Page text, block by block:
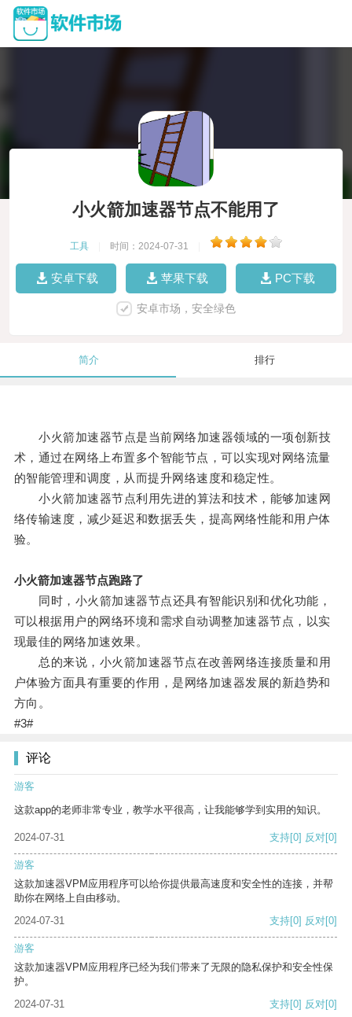
小火箭加速器节点不能用了
工具 时间：2024-07-31
安卓下载 苹果下载 PC下载
安卓市场，安全绿色
简介 排行
小火箭加速器节点是当前网络加速器领域的一项创新技
术，通过在网络上布置多个智能节点，可以实现对网络流量
的智能管理和调度，从而提升网络速度和稳定性。
小火箭加速器节点利用先进的算法和技术，能够加速网
络传输速度，减少延迟和数据丢失，提高网络性能和用户体
验。
小火箭加速器节点跑路了
同时，小火箭加速器节点还具有智能识别和优化功能，
可以根据用户的网络环境和需求自动调整加速器节点，以实
现最佳的网络加速效果。
总的来说，小火箭加速器节点在改善网络连接质量和用
户体验方面具有重要的作用，是网络加速器发展的新趋势和
方向。
#3#
评论
游客
这款app的老师非常专业，教学水平很高，让我能够学到实用的知识。
2024-07-31 支持[0] 反对[0]
游客
这款加速器VPM应用程序可以给你提供最高速度和安全性的连接，并帮
助你在网络上自由移动。
2024-07-31
支持[0] 反对[0]
游客
这款加速器VPM应用程序已经为我们带来了无限的隐私保护和安全性保
护。
2024-07-31
支持[0] 反对[0]